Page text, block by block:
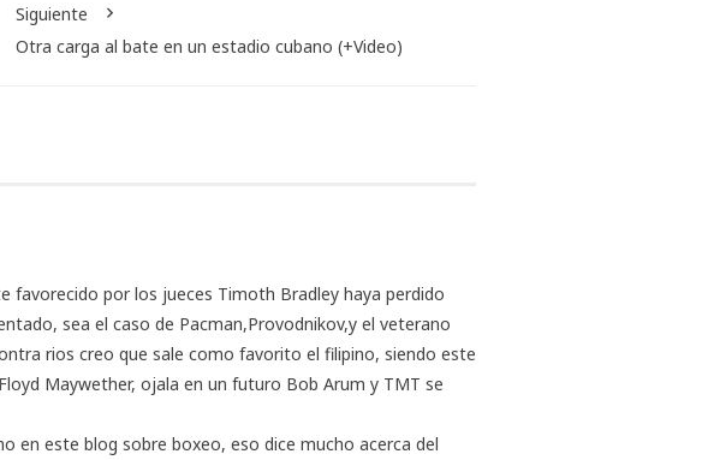
Siguiente
Otra carga al bate en un estadio cubano (+Video)
favorecido por los jueces Timoth Bradley haya perdido
sea el caso de Pacman,Provodnikov,y el veterano
rios creo que sale como favorito el filipino, siendo este
Maywether, ojala en un futuro Bob Arum y TMT se
en este blog sobre boxeo, eso dice mucho acerca del